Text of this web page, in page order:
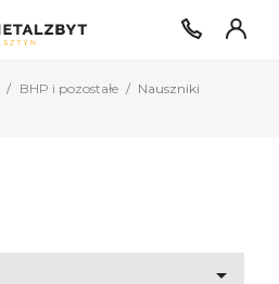
BHP i pozostałe Nauszniki
